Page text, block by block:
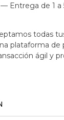
— Entrega de 1 a
todas
plataforma de
ágil y